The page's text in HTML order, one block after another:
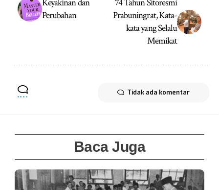
Keyakinan dan
Perubahan
74 Tahun Sitoresmi
Prabuningrat, Kata-
kata yang Selalu
Memikat
Tidak ada komentar
Baca Juga